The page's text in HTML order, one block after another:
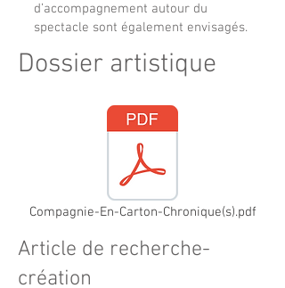
d’accompagnement autour du
spectacle sont également envisagés.
Dossier artistique
Compagnie-En-Carton-Chronique(s).pdf
Article de recherche-
création